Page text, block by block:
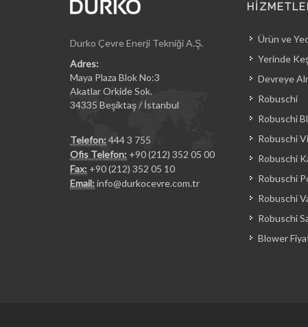
Durko Çevre Enerji Tekniği A.Ş.
Adres:
Maya Plaza Blok No:3
Akatlar Orkide Sok.
34335 Beşiktaş / İstanbul
Telefon:444 3 755
Ofis Telefon: +90 (212) 352 05 00
Fax: +90 (212) 352 05 10
Email: info@durkocevre.com.tr
Ürün ve
Yerinde
Devreye
Robuschi
Robuschi
Robuschi
Robuschi
Robuschi
Robuschi
Robuschi
Blower